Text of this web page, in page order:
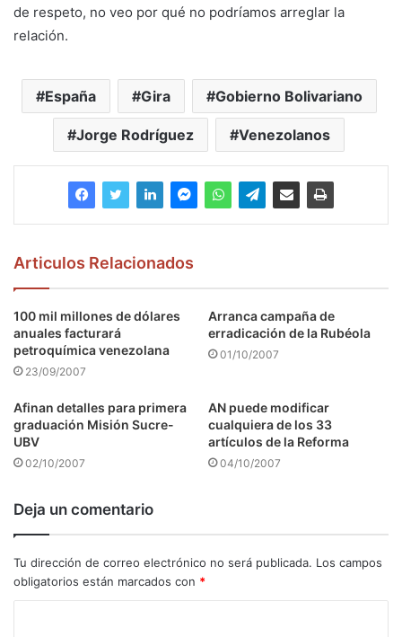
de respeto, no veo por qué no podríamos arreglar la
relación.
España Gira Gobierno Bolivariano
Jorge Rodríguez Venezolanos
Articulos Relacionados
100 mil millones de dólares
anuales facturará
petroquímica venezolana
23/09/2007
Arranca campaña de
erradicación de la Rubéola
01/10/2007
Afinan detalles para primera
graduación Misión Sucre-
UBV
02/10/2007
AN puede modificar
cualquiera de los 33
artículos de la Reforma
04/10/2007
Deja un comentario
Tu dirección de correo electrónico no será publicada. Los campos
obligatorios están marcados con *